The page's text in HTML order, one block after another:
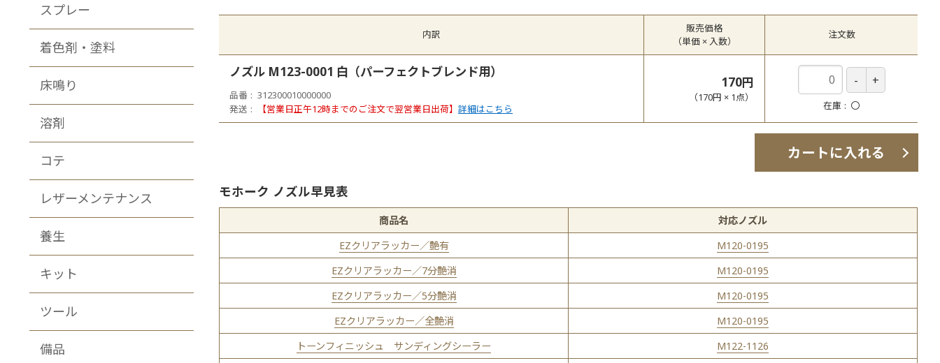
内訳
販売価格
（単価 × 入数）
注文数
ノズル M123-0001 白（パーフェクトブレンド用）
品番
312300010000000
発送
【営業日正午12時までのご注文で翌営業日出荷】 詳細はこちら
170円
（170円 × 1点）
在庫 〇
カートに入れる
モホーク ノズル早見表
商品名
対応ノズル
EZクリアラッカー／艶有
M120-0195
EZクリアラッカー／7分艶消
M120-0195
EZクリアラッカー／5分艶消
M120-0195
EZクリアラッカー／全艶消
M120-0195
トーンフィニッシュ サンディングシーラー
M122-1126
スプレー
着色剤・塗料
床鳴り
溶剤
コテ
レザーメンテナンス
養生
キット
ツール
備品